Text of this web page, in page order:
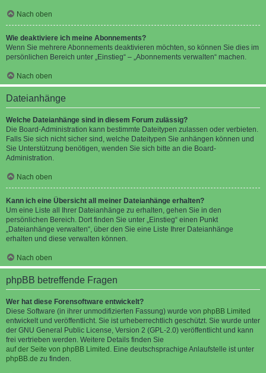
Nach oben
Wie deaktiviere ich meine Abonnements?
Wenn Sie mehrere Abonnements deaktivieren möchten, so können Sie dies im
persönlichen Bereich unter „Einstieg“ – „Abonnements verwalten“ machen.
Nach oben
Dateianhänge
Welche Dateianhänge sind in diesem Forum zulässig?
Die Board-Administration kann bestimmte Dateitypen zulassen oder verbieten.
Falls Sie sich nicht sicher sind, welche Dateitypen Sie anhängen können und
Sie Unterstützung benötigen, wenden Sie sich bitte an die Board-
Administration.
Nach oben
Kann ich eine Übersicht all meiner Dateianhänge erhalten?
Um eine Liste all Ihrer Dateianhänge zu erhalten, gehen Sie in den
persönlichen Bereich. Dort finden Sie unter „Einstieg“ einen Punkt
„Dateianhänge verwalten“, über den Sie eine Liste Ihrer Dateianhänge
erhalten und diese verwalten können.
Nach oben
phpBB betreffende Fragen
Wer hat diese Forensoftware entwickelt?
Diese Software (in ihrer unmodifizierten Fassung) wurde von phpBB Limited
entwickelt und veröffentlicht. Sie ist urheberrechtlich geschützt. Sie wurde unter
der GNU General Public License, Version 2 (GPL-2.0) veröffentlicht und kann
frei vertrieben werden. Weitere Details finden Sie
auf der Seite von phpBB Limited . Eine deutschsprachige Anlaufstelle ist unter
phpBB.de zu finden.